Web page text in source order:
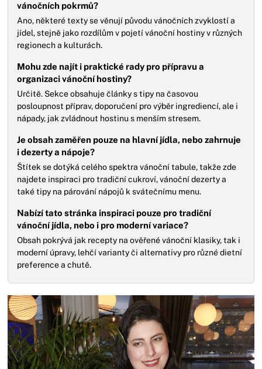
vánočních pokrmů?
Ano, některé texty se věnují původu vánočních zvyklostí a
jídel, stejně jako rozdílům v pojetí vánoční hostiny v různých
regionech a kulturách.
Mohu zde najít i praktické rady pro přípravu a
organizaci vánoční hostiny?
Určitě. Sekce obsahuje články s tipy na časovou
posloupnost příprav, doporučení pro výběr ingrediencí, ale i
nápady, jak zvládnout hostinu s menším stresem.
Je obsah zaměřen pouze na hlavní jídla, nebo zahrnuje
i dezerty a nápoje?
Štítek se dotýká celého spektra vánoční tabule, takže zde
najdete inspiraci pro tradiční cukroví, vánoční dezerty a
také tipy na párování nápojů k svátečnímu menu.
Nabízí tato stránka inspiraci pouze pro tradiční
vánoční jídla, nebo i pro moderní variace?
Obsah pokrývá jak recepty na ověřené vánoční klasiky, tak i
moderní úpravy, lehčí varianty či alternativy pro různé dietní
preference a chutě.